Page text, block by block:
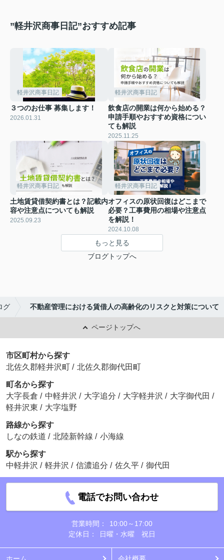
”軽井沢商事日記”おすすめ記事
軽井沢商事日記
３つのお仕事 募集します！
2026.01.31
軽井沢商事日記
飲食店の開業は何から始める？
申請手順やおすすめ資格につい
ても解説
2025.11.25
軽井沢商事日記
土地賃貸借契約書とは？記載内
容や注意点についても解説
2025.09.23
軽井沢商事日記
オフィスの原状回復はどこまで
必要？工事費用の相場や注意点
を解説！
2024.10.08
もっと見る
ブログトップへ
グ 不動産管理における賃借人の高齢化のリスクと対策について
ページトップへ
市区町村から探す
北佐久郡軽井沢町 / 北佐久郡御代田町
町名から探す
大字長倉 / 中軽井沢 / 大字追分 / 大字軽井沢 / 大字御代田 /
軽井沢東 / 大字塩野
路線から探す
しなの鉄道 / 北陸新幹線 / 小海線
駅から探す
中軽井沢 / 軽井沢 / 信濃追分 / 佐久平 / 御代田
電話でお問い合わせ
営業時間：
10:00～17:00
定休日：
日曜・水曜 祝日